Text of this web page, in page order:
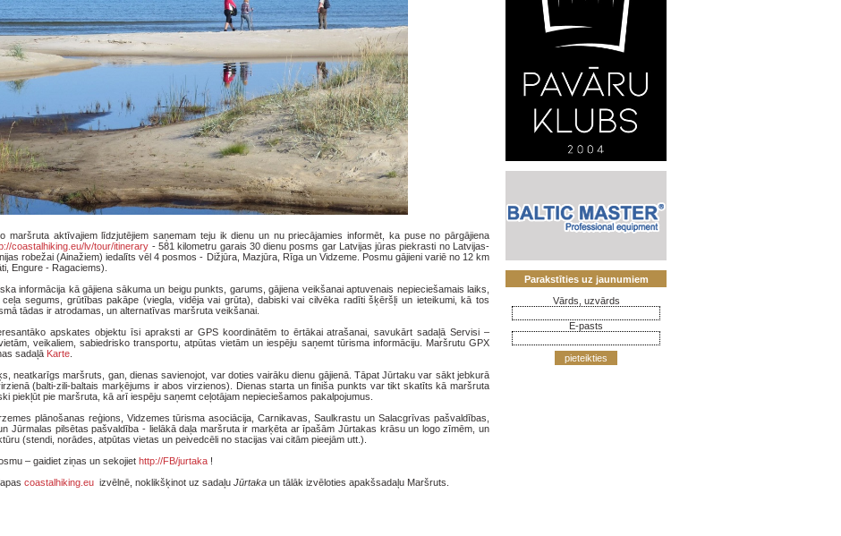
maršruta aktīvajiem līdzjutējiem saņemam teju ik dienu un nu priecājamies informēt, ka puse no pārgājiena
coastalhiking.eu/lv/tour/itinerary - 581 kilometru garais 30 dienu posms gar Latvijas jūras piekrasti no Latvijas-
robežai (Ainažiem) iedalīts vēl 4 posmos - Dižjūra, Mazjūra, Rīga un Vidzeme. Posmu gājieni variē no 12 km
Engure - Ragaciems).
informācija kā gājiena sākuma un beigu punkts, garums, gājiena veikšanai aptuvenais nepieciešamais laiks,
segums, grūtības pakāpe (viegla, vidēja vai grūta), dabiski vai cilvēka radīti šķēršļi un ieteikumi, kā tos
tādas ir atrodamas, un alternatīvas maršruta veikšanai.
apskates objektu īsi apraksti ar GPS koordinātēm to ērtākai atrašanai, savukārt sadaļā Servisi –
veikaliem, sabiedrisko transportu, atpūtas vietām un iespēju saņemt tūrisma informāciju. Maršrutu GPX
sadaļā Karte
neatkarīgs maršruts, gan, dienas savienojot, var doties vairāku dienu gājienā. Tāpat Jūrtaku var sākt jebkurā
(balti-zili-baltais marķējums ir abos virzienos). Dienas starta un finiša punkts var tikt skatīts kā maršruta
piekļūt pie maršruta, kā arī iespēju saņemt ceļotājam nepieciešamos pakalpojumus.
plānošanas reģions, Vidzemes tūrisma asociācija, Carnikavas, Saulkrastu un Salacgrīvas pašvaldības,
Jūrmalas pilsētas pašvaldība - lielākā daļa maršruta ir marķēta ar īpašām Jūrtakas krāsu un logo zīmēm, un
(stendi, norādes, atpūtas vietas un peivedcēli no stacijas vai citām pieejām utt.).
– gaidiet ziņas un sekojiet http://FB/jurtaka !
coastalhiking.eu izvēlnē, noklikšķinot uz sadaļu Jūrtaka un tālāk izvēloties apakšsadaļu Maršruts.
Parakstīties uz jaunumiem
Vārds, uzvārds
E-pasts
pieteikties